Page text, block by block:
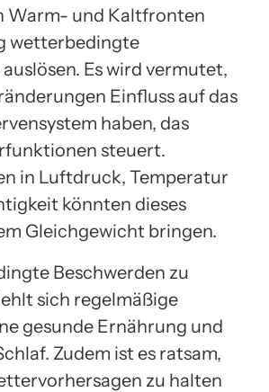
Warm- und Kaltfronten
wetterbedingte
Es wird vermutet,
Einfluss auf das
haben, das
steuert.
in Luftdruck, Temperatur
könnten dieses
Gleichgewicht bringen.
Beschwerden zu
sich regelmäßige
gesunde Ernährung und
Zudem ist es ratsam,
zu halten